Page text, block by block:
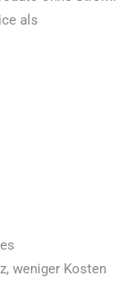
als
weniger Kosten